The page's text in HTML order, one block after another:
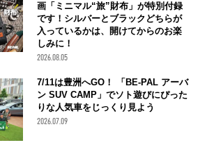
画「ミニマル“旅”財布」が特別付録
です！シルバーとブラックどちらが
入っているかは、開けてからのお楽
しみに！
2026.08.05
7/11は豊洲へGO！ 「BE-PAL アーバ
ン SUV CAMP」でソト遊びにぴった
りな人気車をじっくり見よう
2026.07.09